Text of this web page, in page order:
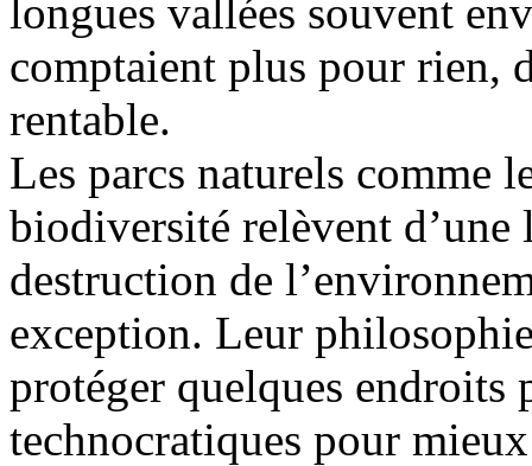
longues vallées souvent
comptaient plus pour rien,
rentable.
Les parcs naturels comme
biodiversité relèvent
destruction de
exception. Leur
protéger quelques endroits
technocratiques pour